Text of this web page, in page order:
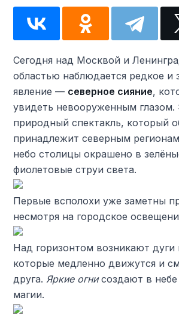
Сегодня над Москвой и
областью наблюдается редкое и
явление — северное сияние,
увидеть невооруженным
природный спектакль, который
принадлежит северным
небо столицы окрашено в
фиолетовые струи света.
Первые всполохи уже заметны
несмотря на городское
Над горизонтом возникают дуги
которые медленно движутся и
друга.Яркие огнисоздают в
магии.